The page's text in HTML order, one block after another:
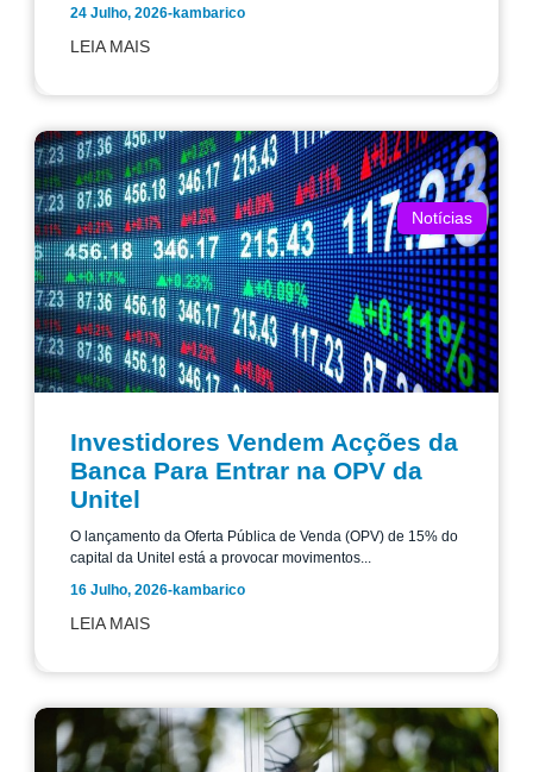
24 Julho, 2026-kambarico
LEIA MAIS
Notícias
Investidores Vendem Acções da
Banca Para Entrar na OPV da
Unitel
O lançamento da Oferta Pública de Venda (OPV) de 15% do
capital da Unitel está a provocar movimentos...
16 Julho, 2026-kambarico
LEIA MAIS